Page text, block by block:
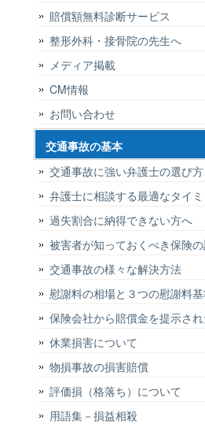
賠償額無料診断サービス
整形外科・接骨院の先生へ
メディア掲載
CM情報
お問い合わせ
交通事故の基本
交通事故に強い弁護士の選び方
弁護士に相談する最適なタイ
過失割合に納得できない方へ
被害者が知っておくべき保険
交通事故の様々な解決方法
慰謝料の相場と３つの慰謝料
保険会社から賠償金を提示さ
休業損害について
物損事故の損害賠償
評価損（格落ち）について
用語集－損益相殺